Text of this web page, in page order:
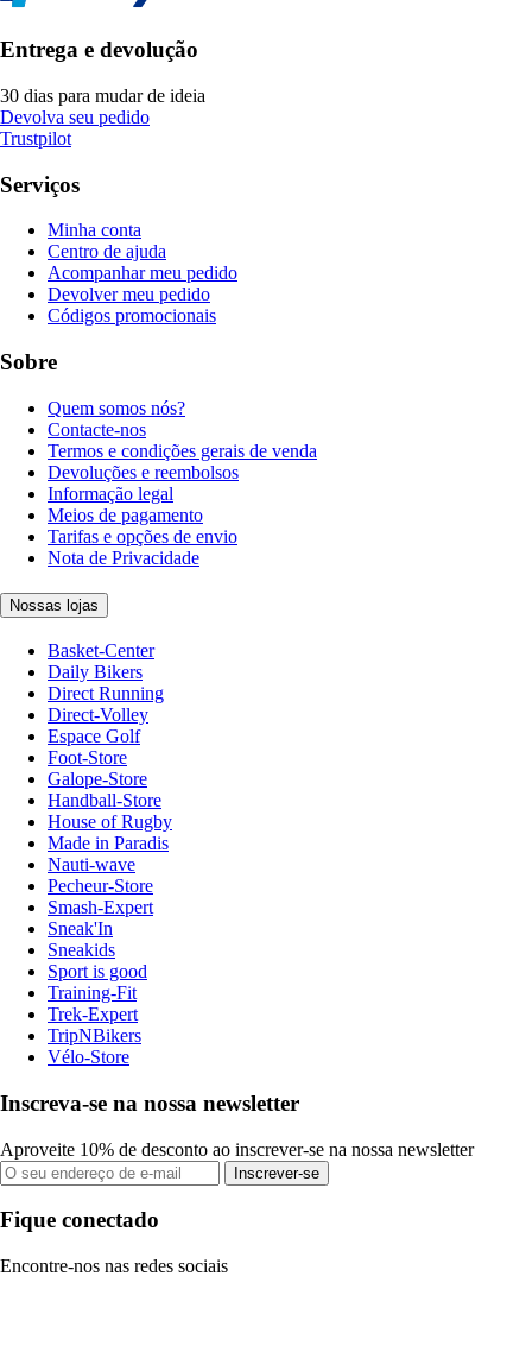
Entrega e devolução
30 dias para mudar de ideia
Devolva seu pedido
Trustpilot
Serviços
Minha conta
Centro de ajuda
Acompanhar meu pedido
Devolver meu pedido
Códigos promocionais
Sobre
Quem somos nós?
Contacte-nos
Termos e condições gerais de venda
Devoluções e reembolsos
Informação legal
Meios de pagamento
Tarifas e opções de envio
Nota de Privacidade
Nossas lojas
Basket-Center
Daily Bikers
Direct Running
Direct-Volley
Espace Golf
Foot-Store
Galope-Store
Handball-Store
House of Rugby
Made in Paradis
Nauti-wave
Pecheur-Store
Smash-Expert
Sneak'In
Sneakids
Sport is good
Training-Fit
Trek-Expert
TripNBikers
Vélo-Store
Inscreva-se na nossa newsletter
Aproveite 10% de desconto ao inscrever-se na nossa newsletter
Inscrever-se
Fique conectado
Encontre-nos nas redes sociais